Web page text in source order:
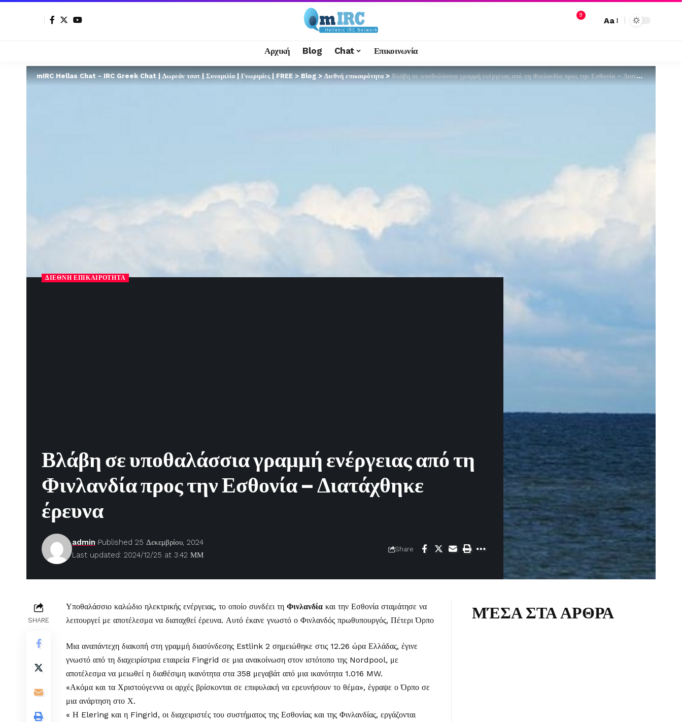
9
Aa
Αρχική Blog Chat Επικοινωνία
mIRC Hellas Chat - IRC Greek Chat | Δωρεάν τσατ | Συνομιλία | Γνωριμίες | FREE>Blog>Διεθνή επικαιρότητα>Βλάβη σε υποθαλάσσια γραμμή ενέργειας από τη Φινλανδία προς την Εσθονία – Διατάχθηκε έρευνα
ΔΙΕΘΝΉ ΕΠΙΚΑΙΡΌΤΗΤΑ
Βλάβη σε υποθαλάσσια γραμμή ενέργειας από τη
Φινλανδία προς την Εσθονία – Διατάχθηκε
έρευνα
Last updated: 2024/12/25 at 3:42 ΜΜ
admin Published 25 Δεκεμβρίου, 2024
Share
SHARE
Υποθαλάσσιο καλώδιο ηλεκτρικής ενέργειας, το οποίο συνδέει τη Φινλανδία και την Εσθονία σταμάτησε να
λειτουργεί με αποτέλεσμα να διαταχθεί έρευνα. Αυτό έκανε γνωστό ο Φινλανδός πρωθυπουργός, Πέτερι Όρπο
Μια αναπάντεχη διακοπή στη γραμμή διασύνδεσης Estlink 2 σημειώθηκε στις 12.26 ώρα Ελλάδας, έγινε
γνωστό από τη διαχειρίστρια εταιρεία Fingrid σε μια ανακοίνωση στον ιστότοπο της Nordpool, με
αποτέλεσμα να μειωθεί η διαθέσιμη ικανότητα στα 358 μεγαβάτ από μια ικανότητα 1.016 MW.
«Ακόμα και τα Χριστούγεννα οι αρχές βρίσκονται σε επιφυλακή να ερευνήσουν το θέμα», έγραψε ο Όρπο σε
μια ανάρτηση στο Χ.
« Η Elering και η Fingrid, οι διαχειριστές του συστήματος της Εσθονίας και της Φινλανδίας, εργάζονται
ΜΈΣΑ ΣΤΑ ΑΡΘΡΑ